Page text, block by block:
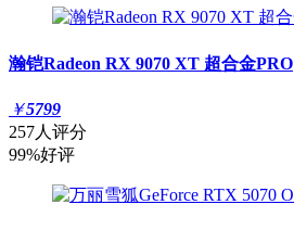
瀚铠Radeon RX 9070 XT 超合金PRO
￥5799
257人评分
99%好评